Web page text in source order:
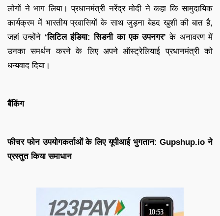
लोगों ने भाग लिया। प्रधानमंत्री नरेंद्र मोदी ने कहा कि सामुदायिक
कार्यक्रम में भारतीय प्रवासियों के साथ जुड़ना बेहद खुशी की बात है,
जहां उन्होंने ‘लिटिल इंडिया: सिडनी का एक उपनगर’ के अनावरण में
उनका समर्थन करने के लिए अपने ऑस्ट्रेलियाई प्रधानमंत्री को
धन्यवाद दिया।
बैंकिंग
फीचर फोन उपयोगकर्ताओं के लिए यूपीआई भुगतान: Gupshup.io ने
प्रस्तुत किया समाधान